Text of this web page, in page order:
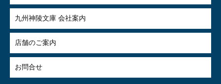
九州神陵文庫 会社案内
店舗のご案内
お問合せ